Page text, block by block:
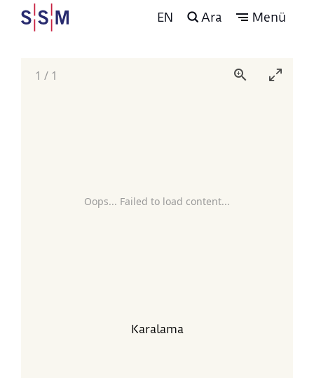
EN Ara Menü
Oops... Failed to load content...
1 / 1
Karalama